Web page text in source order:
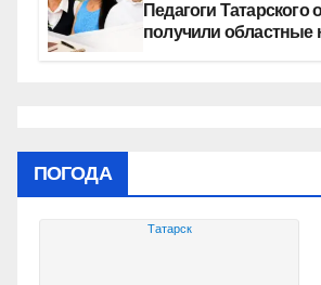
Педагоги Татарского
получили областные
ПОГОДА
Татарск